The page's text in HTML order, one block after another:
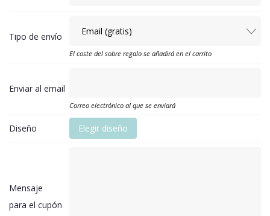
Tipo de envío
El coste del sobre regalo se añadirá en el carrito
Enviar al email
Correo electrónico al que se enviará
Diseño Elegir diseño
Mensaje
para el cupón